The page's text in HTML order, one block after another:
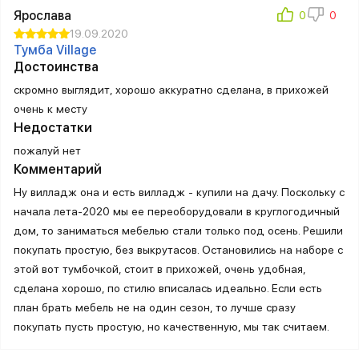
Ярослава
19.09.2020
Тумба Village
Достоинства
скромно выглядит, хорошо аккуратно сделана, в прихожей
очень к месту
Недостатки
пожалуй нет
Комментарий
Ну вилладж она и есть вилладж - купили на дачу. Поскольку с
начала лета-2020 мы ее переоборудовали в круглогодичный
дом, то заниматься мебелью стали только под осень. Решили
покупать простую, без выкрутасов. Остановились на наборе с
этой вот тумбочкой, стоит в прихожей, очень удобная,
сделана хорошо, по стилю вписалась идеально. Если есть
план брать мебель не на один сезон, то лучше сразу
покупать пусть простую, но качественную, мы так считаем.